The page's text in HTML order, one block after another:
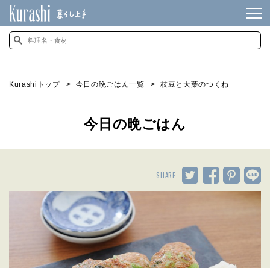
Kurashiトップ 今日の晩ごはん一覧 枝豆と大葉のつくね
今日の晩ごはん
SHARE